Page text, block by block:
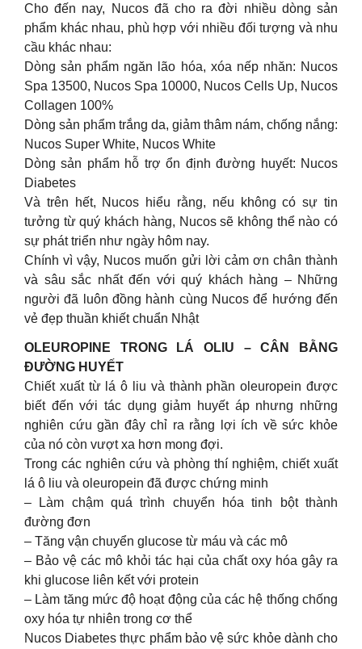
Cho đến nay, Nucos đã cho ra đời nhiều dòng sản
phẩm khác nhau, phù hợp với nhiều đối tượng và nhu
cầu khác nhau:
Dòng sản phẩm ngăn lão hóa, xóa nếp nhăn: Nucos
Spa 13500, Nucos Spa 10000, Nucos Cells Up, Nucos
Collagen 100%
Dòng sản phẩm trắng da, giảm thâm nám, chống nắng:
Nucos Super White, Nucos White
Dòng sản phẩm hỗ trợ ổn định đường huyết: Nucos
Diabetes
️Và trên hết, Nucos hiểu rằng, nếu không có sự tin
tưởng từ quý khách hàng, Nucos sẽ không thể nào có
sự phát triển như ngày hôm nay.
Chính vì vậy, Nucos muốn gửi lời cảm ơn chân thành
và sâu sắc nhất đến với quý khách hàng – Những
người đã luôn đồng hành cùng Nucos để hướng đến
vẻ đẹp thuần khiết chuẩn Nhật
OLEUROPINE TRONG LÁ OLIU – CÂN BẰNG
ĐƯỜNG HUYẾT
Chiết xuất từ lá ô liu và thành phần oleuropein được
biết đến với tác dụng giảm huyết áp nhưng những
nghiên cứu gần đây chỉ ra rằng lợi ích về sức khỏe
của nó còn vượt xa hơn mong đợi.
Trong các nghiên cứu và phòng thí nghiệm, chiết xuất
lá ô liu và oleuropein đã được chứng minh
– Làm chậm quá trình chuyển hóa tinh bột thành
đường đơn
– Tăng vận chuyển glucose từ máu và các mô
– Bảo vệ các mô khỏi tác hại của chất oxy hóa gây ra
khi glucose liên kết với protein
– Làm tăng mức độ hoạt động của các hệ thống chống
oxy hóa tự nhiên trong cơ thể
Nucos Diabetes thực phẩm bảo vệ sức khỏe dành cho